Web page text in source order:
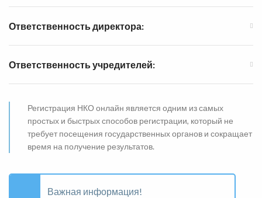
Ответственность директора:
Ответственность учредителей:
Регистрация НКО онлайн является одним из самых
простых и быстрых способов регистрации, который не
требует посещения государственных органов и сокращает
время на получение результатов.
Важная информация!